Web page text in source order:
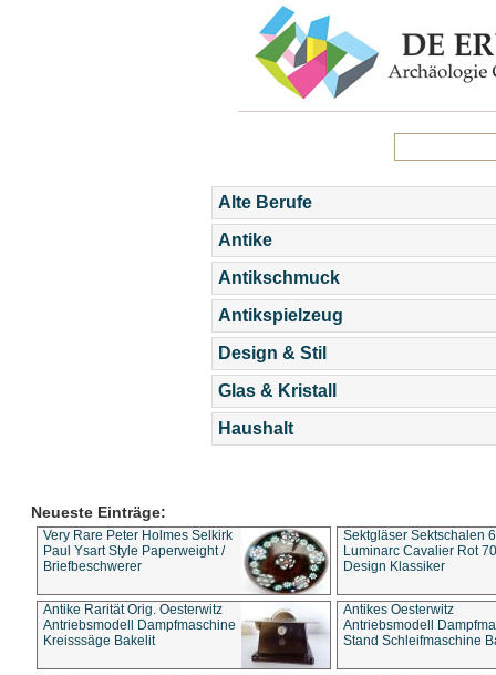
Alte Berufe
Antike
Antikschmuck
Antikspielzeug
Design & Stil
Glas & Kristall
Haushalt
Neueste Einträge:
Very Rare Peter Holmes Selkirk
Paul Ysart Style Paperweight /
Briefbeschwerer
Sektgläser Sektschalen
Luminarc Cavalier Rot
Design Klassiker
Antike Rarität Orig. Oesterwitz
Antriebsmodell Dampfmaschine
Kreisssäge Bakelit
Antikes Oesterwitz
Antriebsmodell
Stand Schleifmaschine